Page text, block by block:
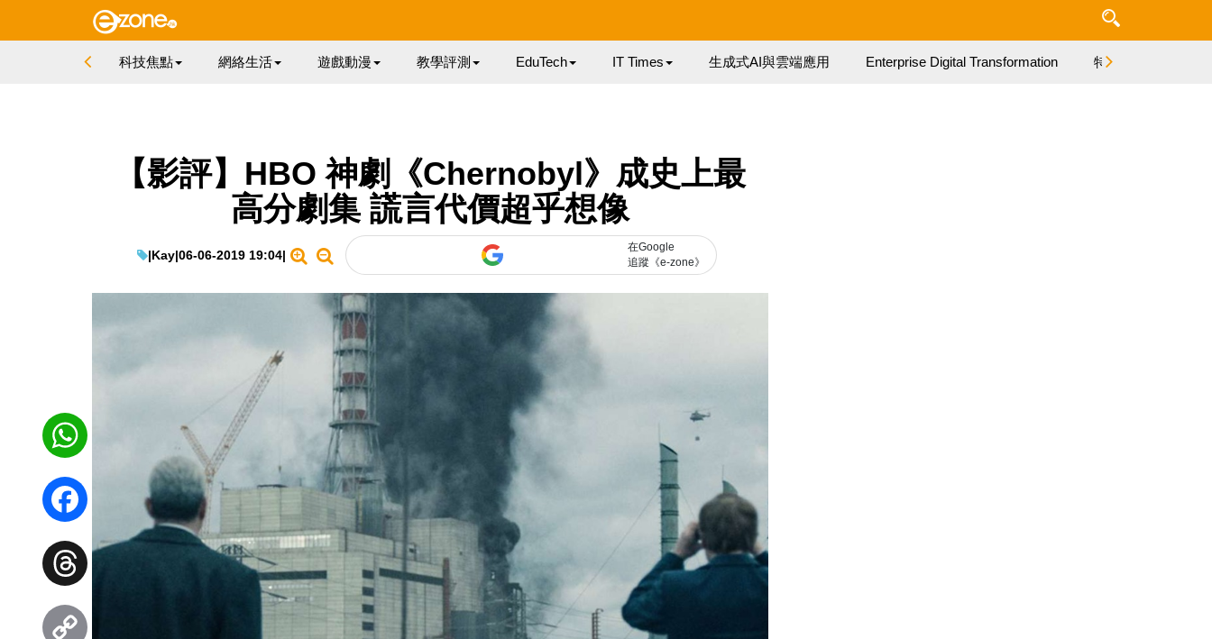
科技焦點 網絡生活 遊戲動漫 教學評測 EduTech IT Times 生成式AI與雲端應用 Enterprise Digital Transformation 特集
【影評】HBO 神劇《Chernobyl》成史上最
高分劇集 謊言代價超乎想像
|Kay|06-06-2019 19:04|
在Google
追蹤《e-zone》
WhatsApp
Facebook
Threads